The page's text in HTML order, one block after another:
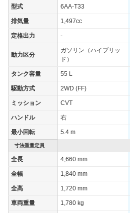
型式 6AA-T33
排気量 1,497cc
定格出力 -
動力区分
ガソリン（ハイブリッ
ド）
タンク容量 55 L
駆動方式 2WD (FF)
ミッション CVT
ハンドル 右
最小回転 5.4 m
寸法重量定員
全長 4,660 mm
全幅 1,840 mm
全高 1,720 mm
車両重量 1,780 kg